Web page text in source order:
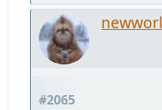
#2065